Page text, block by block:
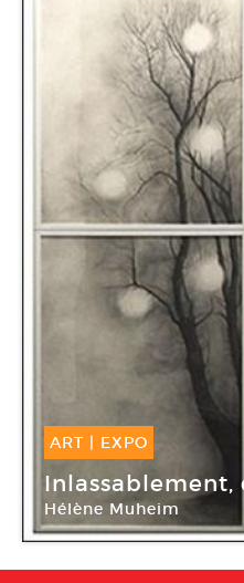
ART | EXPO
20 Juin -20
Inlassablement,
Hélène Muheim
Galerie Maïa Muller